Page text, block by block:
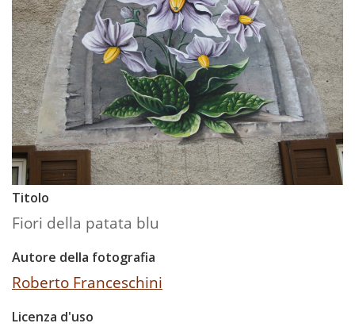
Titolo
Fiori della patata blu
Autore della fotografia
Roberto Franceschini
Licenza d'uso